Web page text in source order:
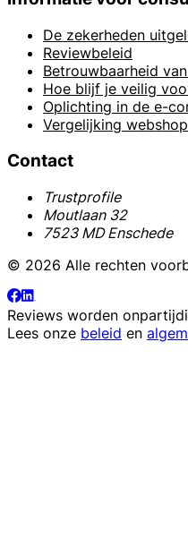
De zekerheden
Reviewbeleid
Betrouwbaarheid
Hoe blijf je veilig
Oplichting in de e-
Vergelijking
Contact
Trustprofile
Moutlaan 32
7523 MD Enschede
© 2026 Alle rechten
Reviews worden
Lees onze beleid en